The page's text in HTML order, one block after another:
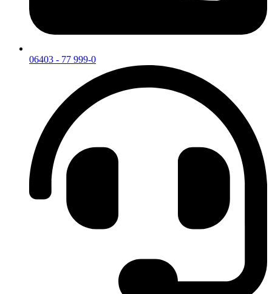
06403 - 77 999-0